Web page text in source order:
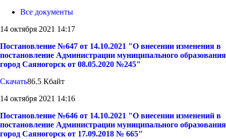
Все документы
14 октября 2021 14:17
Постановление №647 от 14.10.2021 "О внесении изменения в
постановление Администрации муниципального образования
город Саяногорск от 08.05.2020 №245"
Скачать86.5 Кбайт
14 октября 2021 14:16
Постановление №646 от 14.10.2021 "О внесении изменений в
постановление Администрации муниципального образования
город Саяногорск от 17.09.2018 № 665"